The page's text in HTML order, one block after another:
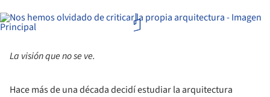
La visión que no se ve.
Hace más de una década decidí estudiar la arquitectura